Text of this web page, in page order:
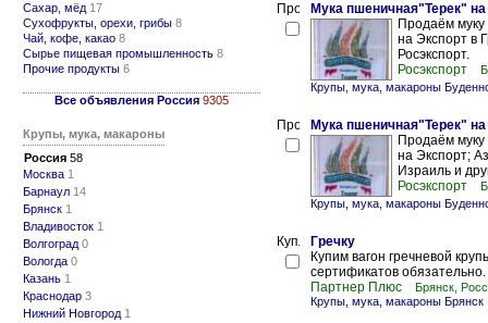
Сахар, мёд 17
Сухофрукты, орехи, грибы 8
Чай, кофе, какао 8
Сырье пищевая промышленность 8
Прочие продукты 6
Все объявления Россия 9305
Крупы, мука, макароны
Россия 58
Москва 1
Барнаул 14
Брянск 1
Владивосток 1
Волгоград 0
Вологда 0
Казань 1
Краснодар 3
Нижний Новгород 1
Мука пшеничная"Терек" на
Продаём
на Экспорт в
Росэкспорт.
Росэкспорт
Крупы, мука, макароны
Мука пшеничная"Терек" на
Продаём
на Экспорт;
Израиль и
Росэкспорт
Крупы, мука, макароны
Гречку
Купим вагон гречневой
сертификатов обязательно.
Партнер Плюс
Брянск,
Крупы, мука, макароны Брянск